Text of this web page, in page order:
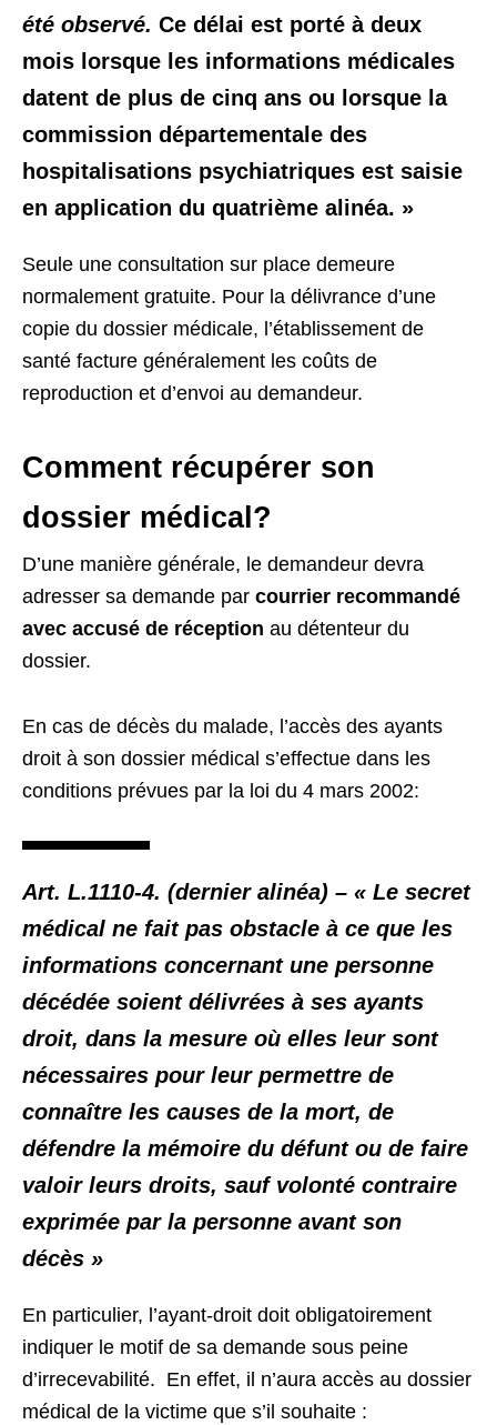
été observé. Ce délai est porté à deux
mois lorsque les informations médicales
datent de plus de cinq ans ou lorsque la
commission départementale des
hospitalisations psychiatriques est saisie
en application du quatrième alinéa. »
Seule une consultation sur place demeure
normalement gratuite. Pour la délivrance d’une
copie du dossier médicale, l’établissement de
santé facture généralement les coûts de
reproduction et d’envoi au demandeur.
Comment récupérer son
dossier médical?
D’une manière générale, le demandeur devra
adresser sa demande par courrier recommandé
avec accusé de réception au détenteur du
dossier.
En cas de décès du malade, l’accès des ayants
droit à son dossier médical s’effectue dans les
conditions prévues par la loi du 4 mars 2002:
Art. L.1110-4. (dernier alinéa) – « Le secret
médical ne fait pas obstacle à ce que les
informations concernant une personne
décédée soient délivrées à ses ayants
droit, dans la mesure où elles leur sont
nécessaires pour leur permettre de
connaître les causes de la mort, de
défendre la mémoire du défunt ou de faire
valoir leurs droits, sauf volonté contraire
exprimée par la personne avant son
décès »
En particulier, l’ayant-droit doit obligatoirement
indiquer le motif de sa demande sous peine
d’irrecevabilité. En effet, il n’aura accès au dossier
médical de la victime que s’il souhaite :